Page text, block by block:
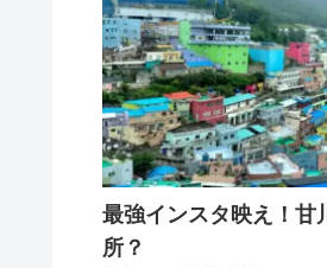
最強インスタ映え！甘
所？